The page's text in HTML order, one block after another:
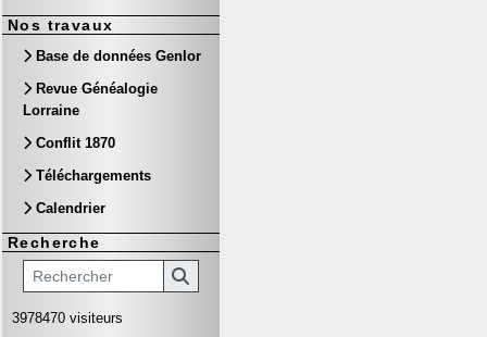
Nos travaux
Base de données Genlor
Revue Généalogie
Lorraine
Conflit 1870
Téléchargements
Calendrier
Recherche
3978470 visiteurs